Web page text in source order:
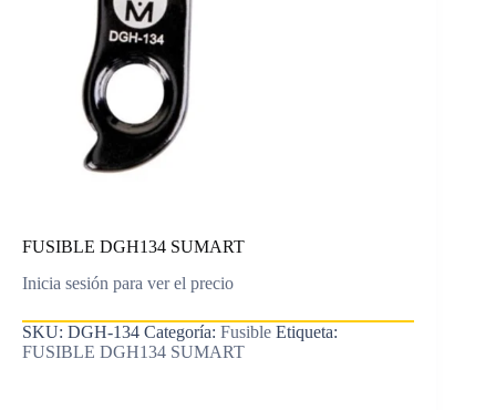
FUSIBLE DGH134 SUMART
Inicia sesión para ver el precio
SKU: DGH-134 Categoría: Fusible Etiqueta:
FUSIBLE DGH134 SUMART